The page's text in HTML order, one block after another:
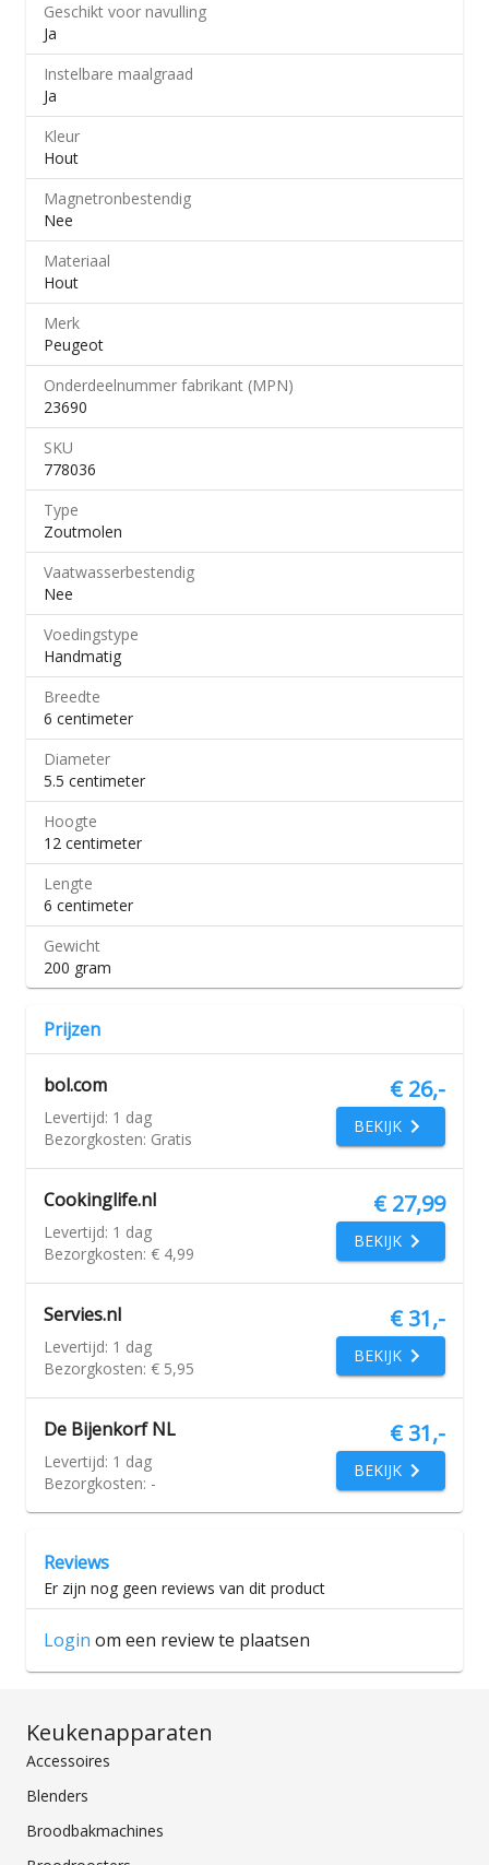
Geschikt voor navulling
Ja
Instelbare maalgraad
Ja
Kleur
Hout
Magnetronbestendig
Nee
Materiaal
Hout
Merk
Peugeot
Onderdeelnummer fabrikant (MPN)
23690
SKU
778036
Type
Zoutmolen
Vaatwasserbestendig
Nee
Voedingstype
Handmatig
Breedte
6 centimeter
Diameter
5.5 centimeter
Hoogte
12 centimeter
Lengte
6 centimeter
Gewicht
200 gram
Prijzen
bol.com € 26,-
BEKIJK
Levertijd: 1 dag
Bezorgkosten: Gratis
Cookinglife.nl € 27,99
BEKIJK
Levertijd: 1 dag
Bezorgkosten: € 4,99
Servies.nl € 31,-
BEKIJK
Levertijd: 1 dag
Bezorgkosten: € 5,95
De Bijenkorf NL € 31,-
BEKIJK
Levertijd: 1 dag
Bezorgkosten: -
Reviews
Er zijn nog geen reviews van dit product
Login om een review te plaatsen
Keukenapparaten
Accessoires
Blenders
Broodbakmachines